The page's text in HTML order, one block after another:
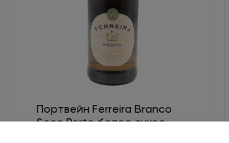
Портвейн Ferreira Branco
Seco Porto белое сухое,